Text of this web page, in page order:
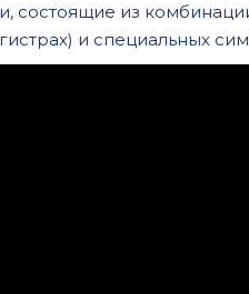
состоящие из
и специальных